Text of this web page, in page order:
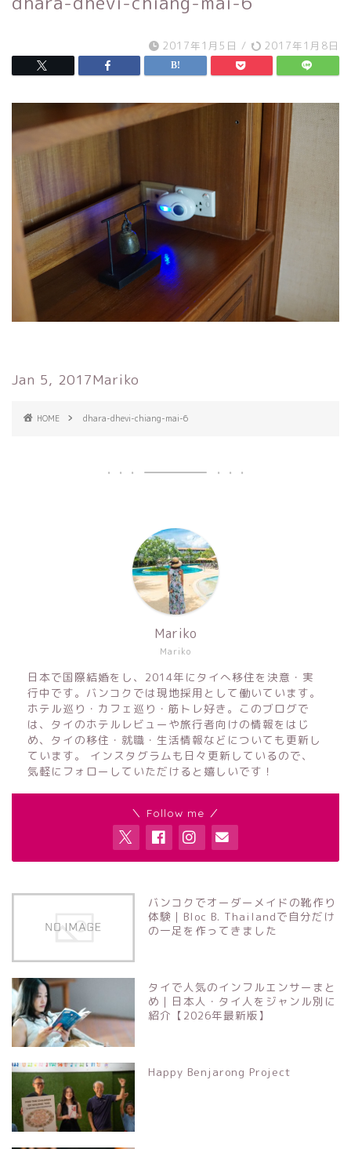
2017年1月5日 / 2017年1月8日
Jan 5, 2017Mariko
HOME dhara-dhevi-chiang-mai-6
Mariko
Mariko
日本で国際結婚をし、2014年にタイへ移住を決意・実
行中です。バンコクでは現地採用として働いています。
ホテル巡り・カフェ巡り・筋トレ好き。このブログで
は、タイのホテルレビューや旅行者向けの情報をはじ
め、タイの移住・就職・生活情報などについても更新し
ています。 インスタグラムも日々更新しているので、
気軽にフォローしていただけると嬉しいです！
＼ Follow me ／
バンコクでオーダーメイドの靴作り
体験｜Bloc B. Thailandで自分だけ
の一足を作ってきました
タイで人気のインフルエンサーまと
め｜日本人・タイ人をジャンル別に
紹介【2026年最新版】
Happy Benjarong Project